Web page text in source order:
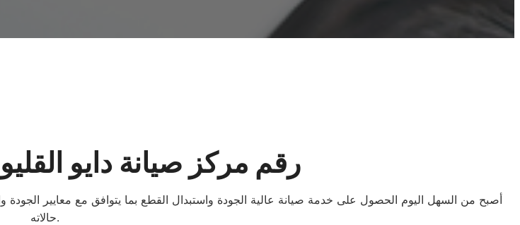
رقم مركز صيانة دايو
أصبح من السهل اليوم الحصول على خدمة صيانة عالية الجودة واستبدال القطع بما يتوافق مع معايير الجودة
حالاته.